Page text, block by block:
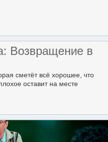
Возвращение в
сметёт всё хорошее, что
оставит на месте